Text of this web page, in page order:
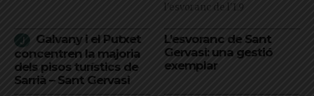
l'esvoranc de l'L9
Galvany i el Putxet
concentren la majoria
dels pisos turístics de
Sarrià – Sant Gervasi
L’esvoranc de Sant
Gervasi: una gestió
exemplar